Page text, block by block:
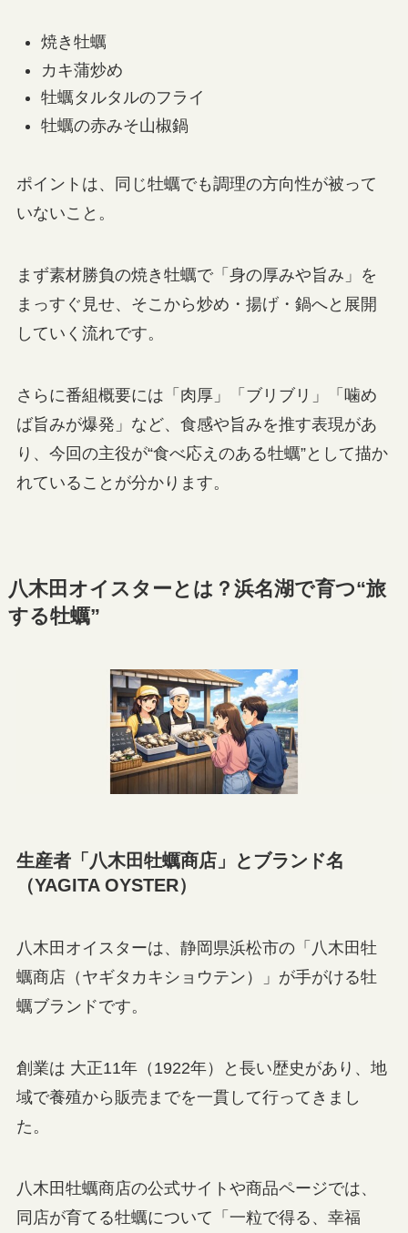
焼き牡蠣
カキ蒲炒め
牡蠣タルタルのフライ
牡蠣の赤みそ山椒鍋
ポイントは、同じ牡蠣でも調理の方向性が被って
いないこと。
まず素材勝負の焼き牡蠣で「身の厚みや旨み」を
まっすぐ見せ、そこから炒め・揚げ・鍋へと展開
していく流れです。
さらに番組概要には「肉厚」「ブリブリ」「噛め
ば旨みが爆発」など、食感や旨みを推す表現があ
り、今回の主役が“食べ応えのある牡蠣”として描か
れていることが分かります。
八木田オイスターとは？浜名湖で育つ“旅
する牡蠣”
生産者「八木田牡蠣商店」とブランド名
（YAGITA OYSTER）
八木田オイスターは、静岡県浜松市の「八木田牡
蠣商店（ヤギタカキショウテン）」が手がける牡
蠣ブランドです。
創業は 大正11年（1922年）と長い歴史があり、地
域で養殖から販売までを一貫して行ってきまし
た。
八木田牡蠣商店の公式サイトや商品ページでは、
同店が育てる牡蠣について「一粒で得る、幸福